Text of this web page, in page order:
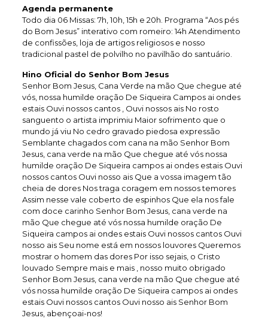
Agenda permanente
Todo dia 06 Missas: 7h, 10h, 15h e 20h. Programa “Aos pés
do Bom Jesus” interativo com romeiro: 14h Atendimento
de confissões, loja de artigos religiosos e nosso
tradicional pastel de polvilho no pavilhão do santuário.
Hino Oficial do Senhor Bom Jesus
Senhor Bom Jesus, Cana Verde na mão Que chegue até
vós, nossa humilde oração De Siqueira Campos ai ondes
estais Ouvi nossos cantos , Ouvi nossos ais No rosto
sanguento o artista imprimiu Maior sofrimento que o
mundo já viu No cedro gravado piedosa expressão
Semblante chagados com cana na mão Senhor Bom
Jesus, cana verde na mão Que chegue até vós nossa
humilde oração De Siqueira campos ai ondes estais Ouvi
nossos cantos Ouvi nosso ais Que a vossa imagem tão
cheia de dores Nos traga coragem em nossos temores
Assim nesse vale coberto de espinhos Que ela nos fale
com doce carinho Senhor Bom Jesus, cana verde na
mão Que chegue até vós nossa humilde oração De
Siqueira campos ai ondes estais Ouvi nossos cantos Ouvi
nosso ais Seu nome está em nossos louvores Queremos
mostrar o homem das dores Por isso sejais, o Cristo
louvado Sempre mais e mais , nosso muito obrigado
Senhor Bom Jesus, cana verde na mão Que chegue até
vós nossa humilde oração De Siqueira campos ai ondes
estais Ouvi nossos cantos Ouvi nosso ais Senhor Bom
Jesus, abençoai-nos!